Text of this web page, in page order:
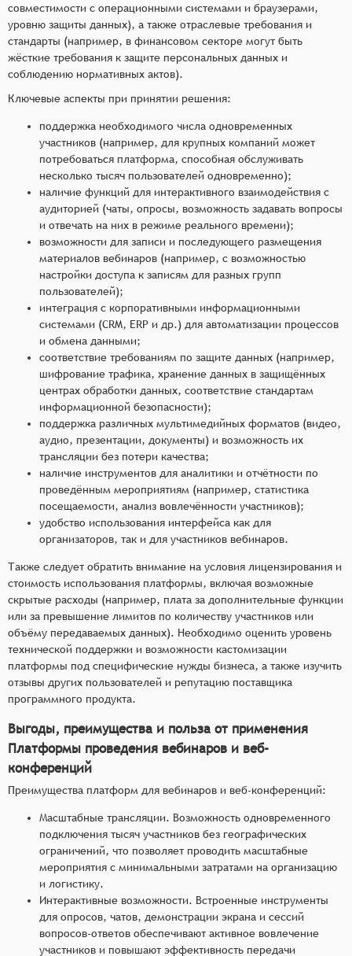
совместимости с операционными системами и браузерами,
уровню защиты данных), а также отраслевые требования и
стандарты (например, в финансовом секторе могут быть
жёсткие требования к защите персональных данных и
соблюдению нормативных актов).
Ключевые аспекты при принятии решения:
поддержка необходимого числа одновременных
участников (например, для крупных компаний может
потребоваться платформа, способная обслуживать
несколько тысяч пользователей одновременно);
наличие функций для интерактивного взаимодействия с
аудиторией (чаты, опросы, возможность задавать вопросы
и отвечать на них в режиме реального времени);
возможности для записи и последующего размещения
материалов вебинаров (например, с возможностью
настройки доступа к записям для разных групп
пользователей);
интеграция с корпоративными информационными
системами (CRM, ERP и др.) для автоматизации процессов
и обмена данными;
соответствие требованиям по защите данных (например,
шифрование трафика, хранение данных в защищённых
центрах обработки данных, соответствие стандартам
информационной безопасности);
поддержка различных мультимедийных форматов (видео,
аудио, презентации, документы) и возможность их
трансляции без потери качества;
наличие инструментов для аналитики и отчётности по
проведённым мероприятиям (например, статистика
посещаемости, анализ вовлечённости участников);
удобство использования интерфейса как для
организаторов, так и для участников вебинаров.
Также следует обратить внимание на условия лицензирования и
стоимость использования платформы, включая возможные
скрытые расходы (например, плата за дополнительные функции
или за превышение лимитов по количеству участников или
объёму передаваемых данных). Необходимо оценить уровень
технической поддержки и возможности кастомизации
платформы под специфические нужды бизнеса, а также изучить
отзывы других пользователей и репутацию поставщика
программного продукта.
Выгоды, преимущества и польза от применения
Платформы проведения вебинаров и веб-
конференций
Преимущества платформ для вебинаров и веб-конференций:
Масштабные трансляции. Возможность одновременного
подключения тысяч участников без географических
ограничений, что позволяет проводить масштабные
мероприятия с минимальными затратами на организацию
и логистику.
Интерактивные возможности. Встроенные инструменты
для опросов, чатов, демонстрации экрана и сессий
вопросов-ответов обеспечивают активное вовлечение
участников и повышают эффективность передачи